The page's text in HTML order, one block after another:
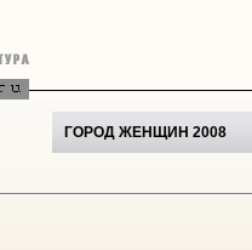
ГОРОД ЖЕНЩИН 2008